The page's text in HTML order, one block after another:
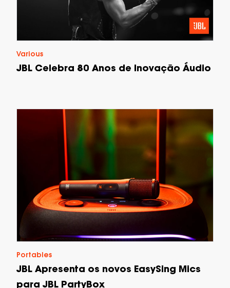
Various
JBL Celebra 80 Anos de Inovação Áudio
Portables
JBL Apresenta os novos EasySing Mics
para JBL PartyBox